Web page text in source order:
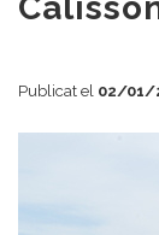
Publicat el 02/01/